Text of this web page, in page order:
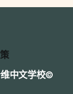
中文学校©